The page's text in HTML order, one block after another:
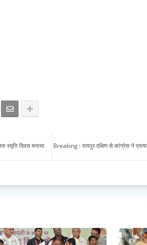
Breaking : रायपुर दक्षिण से कांग्रेस ने
स्मृति दिवस मनाया